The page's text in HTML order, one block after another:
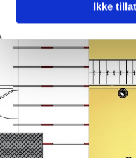
Ikke tillat